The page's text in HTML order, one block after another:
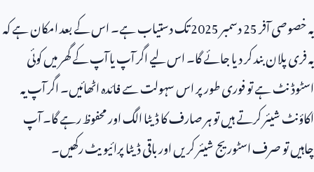
یہ خصوصی آفر25دسمبر2025تک دستیاب ہے۔ اس کے بعد امکان ہے کہ
یہ فری پلان بند کر دیا جائے گا۔ اس لیے اگر آپ یا آپ کے گھر میں کوئی
اسٹوڈنٹ ہے تو فوری طور پر اس سہولت سے فائدہ اٹھائیں۔ اگر آپ یہ
اکاؤنٹ شیئر کرتے ہیں تو ہر صارف کا ڈیٹا الگ اور محفوظ رہے گا۔ آپ
چاہیں تو صرف اسٹوریج شیئر کریں اور باقی ڈیٹا پرائیویٹ رکھیں۔